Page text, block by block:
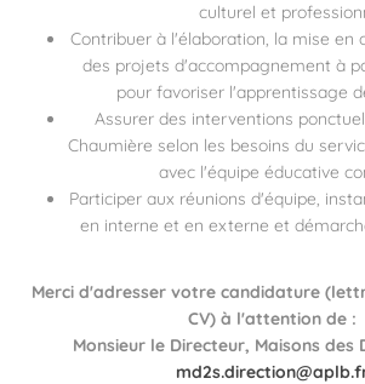
culturel et
Contribuer à l'élaboration, la mise
des projets d'accompagnement à
pour favoriser l'apprentissage
Assurer des interventions
Chaumière selon les besoins du
avec l'équipe éducative
Participer aux réunions d'équipe,
en interne et en externe et
Merci d'adresser votre candidature
CV) à l'attention de :
Monsieur le Directeur, Maisons des